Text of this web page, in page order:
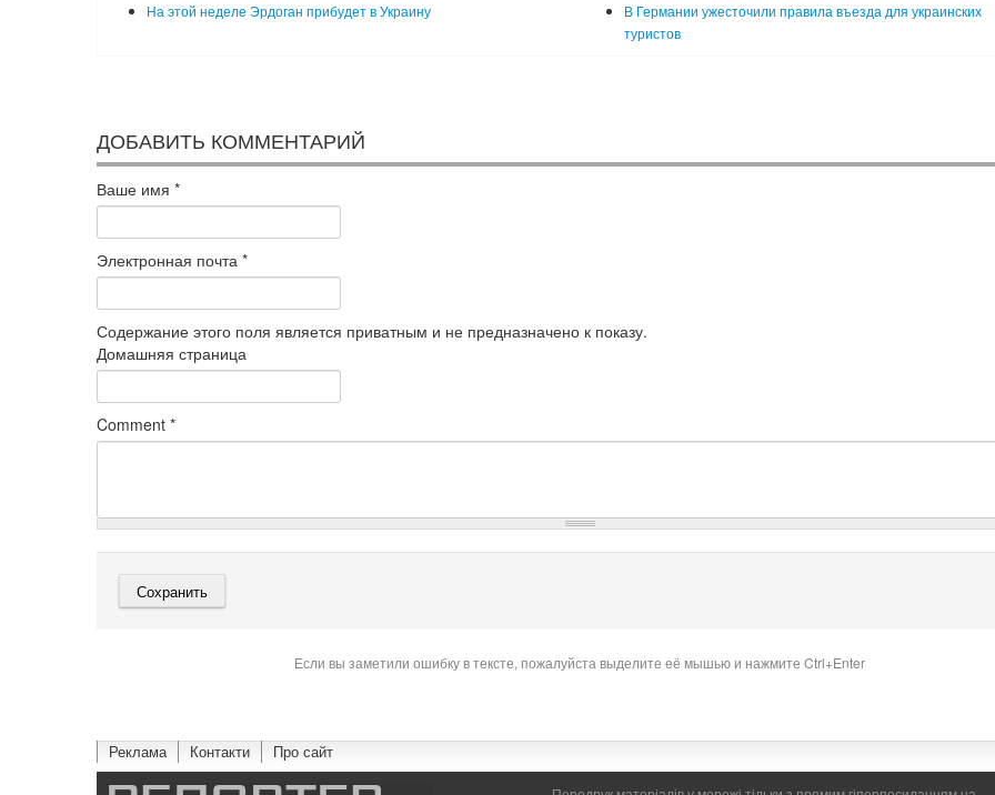
На этой неделе Эрдоган прибудет в Украину
В Германии ужесточили правила въезда для украинских
туристов
ДОБАВИТЬ КОММЕНТАРИЙ
Ваше имя *
Электронная почта *
Содержание этого поля является приватным и не предназначено к показу.
Домашняя страница
Comment *
Если вы заметили ошибку в тексте, пожалуйста выделите её мышью и нажмите Ctrl+Enter
Реклама Контакти Про сайт